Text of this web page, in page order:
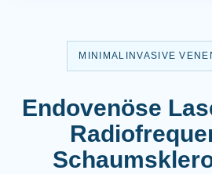
MINIMALINVASIVE
Endovenöse